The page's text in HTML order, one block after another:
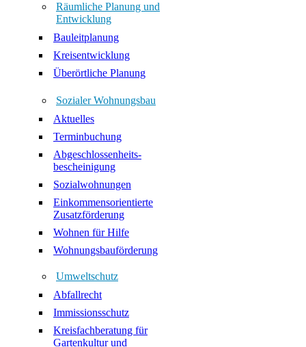
Räumliche Planung und
Entwicklung
Bauleitplanung
Kreisentwicklung
Überörtliche Planung
Sozialer Wohnungsbau
Aktuelles
Terminbuchung
Abgeschlossenheits-
bescheinigung
Sozialwohnungen
Einkommensorientierte
Zusatzförderung
Wohnen für Hilfe
Wohnungsbauförderung
Umweltschutz
Abfallrecht
Immissionsschutz
Kreisfachberatung für
Gartenkultur und